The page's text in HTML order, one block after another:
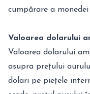
cumpărare a
Valoarea dolarului
Valoarea dolarului
asupra prețului
dolari pe piețele